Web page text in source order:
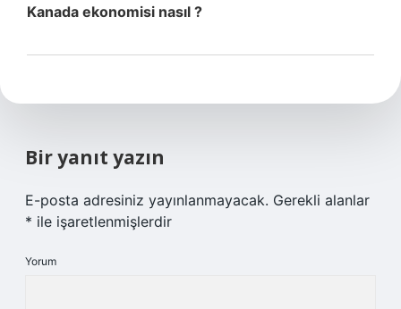
Kanada ekonomisi nasıl ?
Bir yanıt yazın
E-posta adresiniz yayınlanmayacak. Gerekli alanlar
* ile işaretlenmişlerdir
Yorum